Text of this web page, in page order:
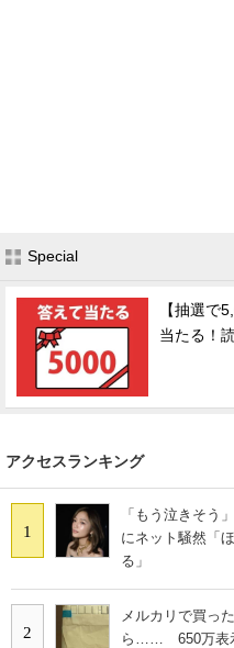
Special
【抽選で
当たる！
アクセスランキング
1
「もう泣きそう
にネット騒然「
る」
2
メルカリで買っ
ら…… 650万表